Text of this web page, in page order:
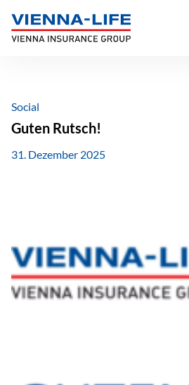
Inhalt
springen
Social
Guten Rutsch!
31. Dezember 2025